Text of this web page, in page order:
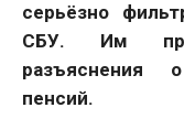
серьёзно
СБУ. Им
разъяснения
пенсий.